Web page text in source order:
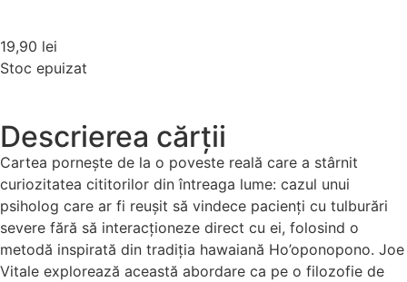
19,90 lei
Stoc epuizat
Descrierea cărții
Cartea pornește de la o poveste reală care a stârnit
curiozitatea cititorilor din întreaga lume: cazul unui
psiholog care ar fi reușit să vindece pacienți cu tulburări
severe fără să interacționeze direct cu ei, folosind o
metodă inspirată din tradiția hawaiană Ho’oponopono. Joe
Vitale explorează această abordare ca pe o filozofie de